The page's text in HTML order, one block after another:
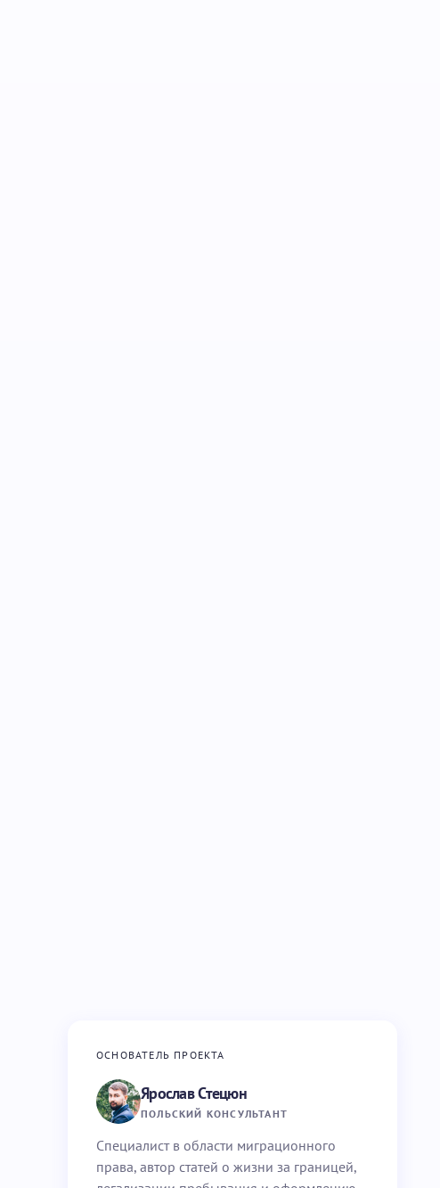
ОСНОВАТЕЛЬ ПРОЕКТА
Ярослав Стецюн
ПОЛЬСКИЙ КОНСУЛЬТАНТ
Специалист в области миграционного
права, автор статей о жизни за границей,